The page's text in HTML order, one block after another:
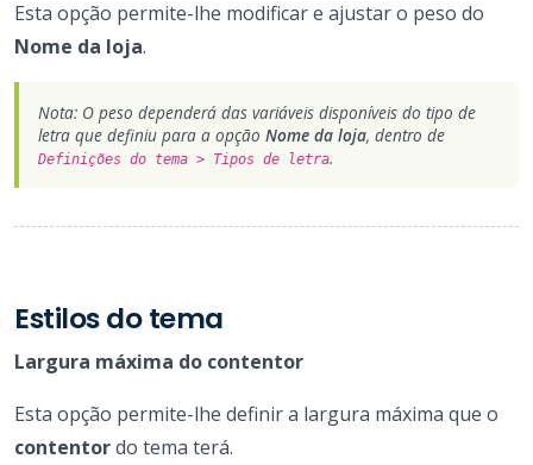
Esta opção permite-lhe modificar e ajustar o peso do
Nome da loja.
Nota: O peso dependerá das variáveis disponíveis do tipo de
letra que definiu para a opção Nome da loja, dentro de
Definições do tema > Tipos de letra.
Estilos do tema
Largura máxima do contentor
Esta opção permite-lhe definir a largura máxima que o
contentordo tema terá.